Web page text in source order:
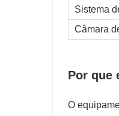
Sistema
Câmara
Por que
O